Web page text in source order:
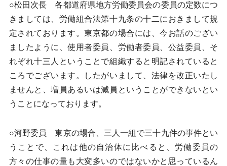
○松田次長 各都道府県地方労働委員会の委員の定数につ
きましては、労働組合法第十九条の十二におきまして規
定されております。東京都の場合には、今お話のござい
ましたように、使用者委員、労働者委員、公益委員、そ
れぞれ十三人ということで組織すると明記されていると
ころでございます。したがいまして、法律を改正いたし
ませんと、増員あるいは減員ということができないとい
うことになっております。
○河野委員 東京の場合、三人一組で三十九件の事件とい
うことで、これは他の自治体に比べると、労働委員の
方々の仕事の量も大変多いのではないかと思っているん